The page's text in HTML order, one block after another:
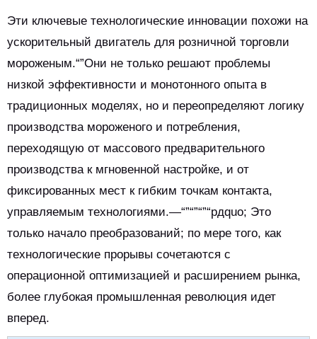
Эти ключевые технологические инновации похожи на
ускорительный двигатель для розничной торговли
мороженым.“”Они не только решают проблемы
низкой эффективности и монотонного опыта в
традиционных моделях, но и переопределяют логику
производства мороженого и потребления,
переходящую от массового предварительного
производства к мгновенной настройке, и от
фиксированных мест к гибким точкам контакта,
управляемым технологиями.—“”“”“”“рдquo; Это
только начало преобразований; по мере того, как
технологические прорывы сочетаются с
операционной оптимизацией и расширением рынка,
более глубокая промышленная революция идет
вперед.